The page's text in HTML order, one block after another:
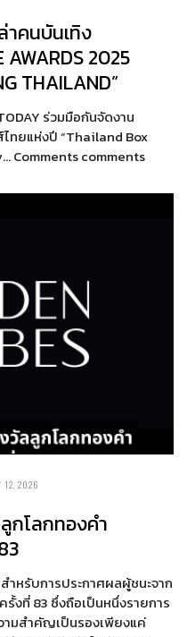
คนบันเทิง
AWARDS 2025
THAILAND”
ร่วมมือกันจัดงาน
ทยแห่งปี “Thailand Box
Comments comments
12, 2026
กโลกทองคำ
ำหรับการประกาศผลผู้ชนะจาก
รั้งที่ 83 ซึ่งถือเป็นหนึ่งรายการ
มสำคัญเป็นรองเพียงแค่